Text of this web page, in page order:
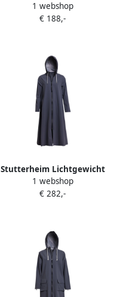
Waterdichte Regenjas voor
Vrouwen Blue Dames
1 webshop
€ 188,-
Stutterheim Lichtgewicht
Matte Rits Regenjas Blue
Dames
1 webshop
€ 282,-